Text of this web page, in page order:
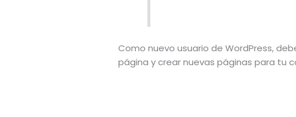
Como nuevo usuario de WordPress,
página y crear nuevas páginas para tu